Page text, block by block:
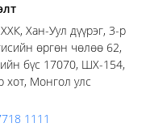
Хан-Уул дүүрэг, 3-р
өргөн чөлөө 62,
бүс 17070, ШХ-154,
хот, Монгол улс
1111